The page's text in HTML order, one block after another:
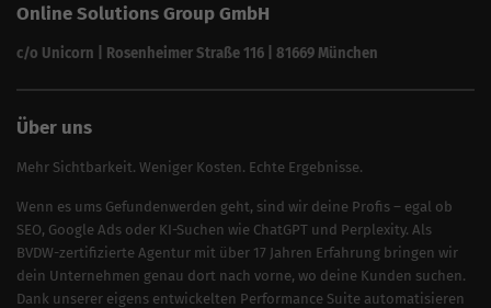
SEO für Reinigungsfirmen
SEO für Sicherheitsdienste
Online Solutions Group GmbH
c/o Unicorn | Rosenheimer Straße 116 | 81669 München
Über uns
Mehr Sichtbarkeit. Weniger Kosten. Echte Ergebnisse.
Wenn es ums Gefundenwerden geht, sind wir deine Profis – egal ob
SEO, Google Ads oder KI-Suchen wie ChatGPT und Perplexity. Als
BVDW-zertifizierte Agentur mit über 17 Jahren Erfahrung bringen wir
dein Unternehmen genau dort nach vorne, wo deine Kunden suchen.
Dank unserer eigens entwickelten Performance Suite automatisieren